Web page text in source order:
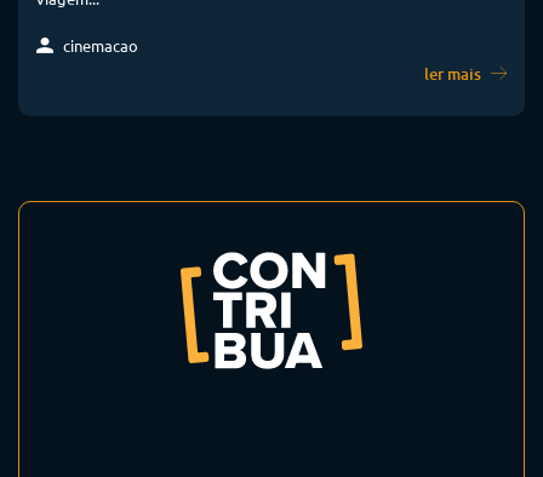
cinemacao
ler mais